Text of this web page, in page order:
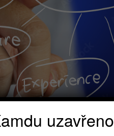
uzavřeno